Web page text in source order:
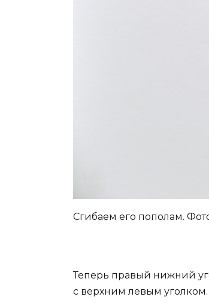
Сгибаем его пополам.
Теперь правый нижний
с верхним левым уголком.